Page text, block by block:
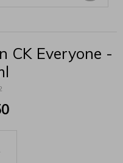
CK Everyone -